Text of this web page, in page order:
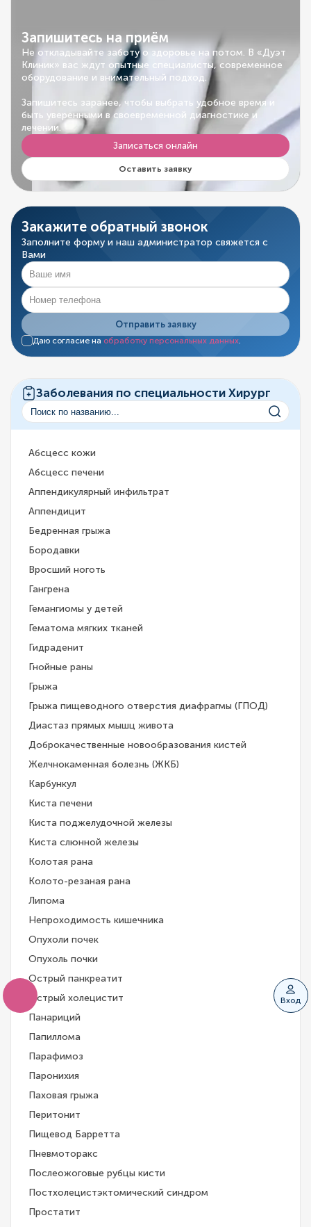
Вход
Запишитесь на приём
Не откладывайте заботу о здоровье на потом. В «Дуэт
Клиник» вас ждут опытные специалисты, современное
оборудование и внимательный подход.
Запишитесь заранее, чтобы выбрать удобное время и
быть уверенными в своевременной диагностике и
лечении.
Записаться онлайн
Оставить заявку
Закажите обратный звонок
Заполните форму и наш администратор свяжется с
Вами
Отправить заявку
Даю согласие на обработку персональных данных.
Заболевания по специальности Хирург
Абсцесс кожи
Абсцесс печени
Аппендикулярный инфильтрат
Аппендицит
Бедренная грыжа
Бородавки
Вросший ноготь
Гангрена
Гемангиомы у детей
Гематома мягких тканей
Гидраденит
Гнойные раны
Грыжа
Грыжа пищеводного отверстия диафрагмы (ГПОД)
Диастаз прямых мышц живота
Доброкачественные новообразования кистей
Желчнокаменная болезнь (ЖКБ)
Карбункул
Киста печени
Киста поджелудочной железы
Киста слюнной железы
Колотая рана
Колото-резаная рана
Липома
Непроходимость кишечника
Опухоли почек
Опухоль почки
Острый панкреатит
Острый холецистит
Панариций
Папиллома
Парафимоз
Паронихия
Паховая грыжа
Перитонит
Пищевод Барретта
Пневмоторакс
Послеожоговые рубцы кисти
Постхолецистэктомический синдром
Простатит